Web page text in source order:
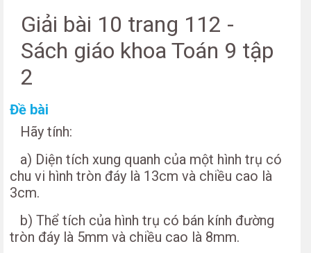
Giải bài 10 trang 112 -
Sách giáo khoa Toán 9 tập
2
Đề bài
Hãy tính:
a) Diện tích xung quanh của một hình trụ có
chu vi hình tròn đáy là 13cm và chiều cao là
3cm.
b) Thể tích của hình trụ có bán kính đường
tròn đáy là 5mm và chiều cao là 8mm.